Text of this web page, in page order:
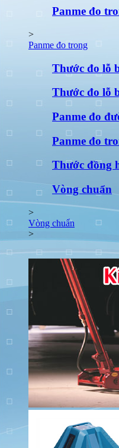
Panme đo
>
Panme đo trong
Thước đo lỗ
Thước đo lỗ
Panme đo
Panme đo
Thước đồng
Vòng chuẩn
>
Vòng chuẩn
>